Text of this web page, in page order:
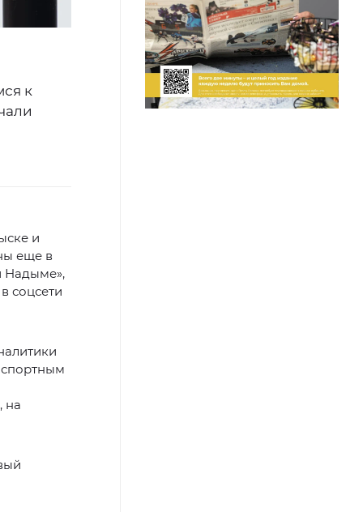
к
и
еще в
Надыме»,
соцсети
на